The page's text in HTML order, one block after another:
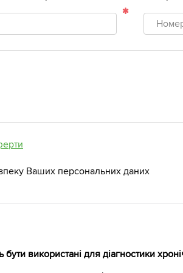
Номер
Ваших персональних даних
використані для діагностики